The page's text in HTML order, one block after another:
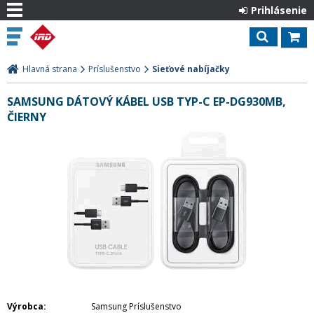
Prihlásenie
Hlavná strana Príslušenstvo Sieťové nabíjačky
SAMSUNG DÁTOVÝ KÁBEL USB TYP-C EP-DG930MB,
ČIERNY
Výrobca
Samsung Príslušenstvo